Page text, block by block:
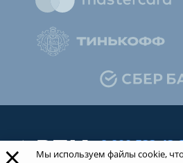
8 800 533-43-
звонок по России
Мы используем файлы cookie,